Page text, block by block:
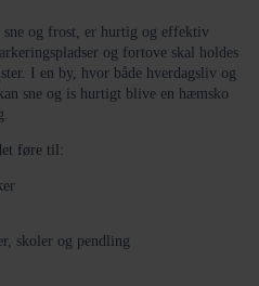
og frost, er hurtig og effektiv
og fortove skal holdes
I en by, hvor både hverdagsliv og
sne og is hurtigt blive en hæmsko
føre til:
skoler og pendling